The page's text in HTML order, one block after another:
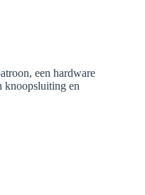
een hardware
knoopsluiting en